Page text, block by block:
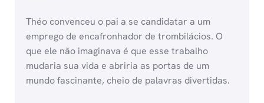
Théo convenceu o pai a se candidatar a um
emprego de encafronhador de trombilácios. O
que ele não imaginava é que esse trabalho
mudaria sua vida e abriria as portas de um
mundo fascinante, cheio de palavras divertidas.